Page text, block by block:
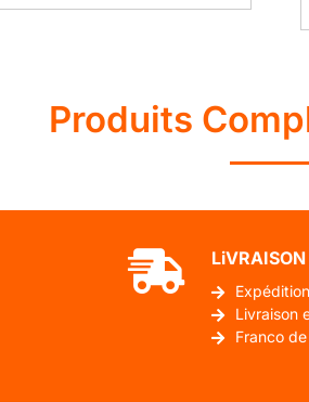
Produits
LiVRAISON
Livraison
Franco